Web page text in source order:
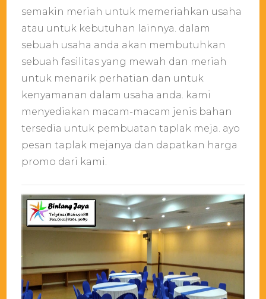
murah
di
kabupaten
timur
semakin meriah untuk memeriahkan usaha
atau untuk kebutuhan lainnya. dalam
sebuah usaha anda akan membutuhkan
sebuah fasilitas yang mewah dan meriah
untuk menarik perhatian dan untuk
kenyamanan dalam usaha anda. kami
menyediakan macam-macam jenis bahan
tersedia untuk pembuatan taplak meja. ayo
pesan taplak mejanya dan dapatkan harga
promo dari kami.